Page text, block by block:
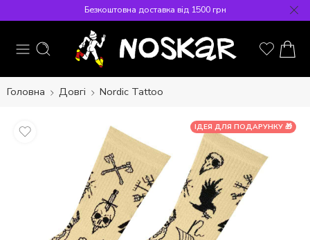
Безкоштовна доставка від 1500 грн
Головна Довгі Nordic Tattoo
ІДЕЯ ДЛЯ ПОДАРУНКУ 🎁